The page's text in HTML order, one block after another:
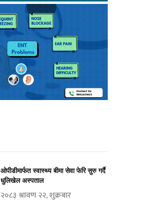
ओपीडीमार्फत स्वास्थ्य बीमा सेवा फेरि सुरु गर्दै
धुलिखेल अस्पताल
२०८३ श्रावण २२, शुक्रबार